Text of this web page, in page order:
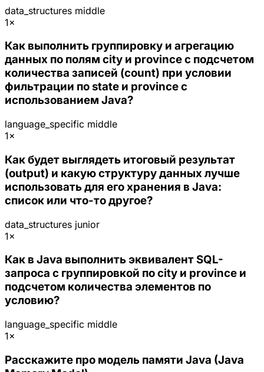
data_structures middle
1×
Как выполнить группировку и агрегацию
данных по полям city и province с подсчетом
количества записей (count) при условии
фильтрации по state и province с
использованием Java?
language_specific middle
1×
Как будет выглядеть итоговый результат
(output) и какую структуру данных лучше
использовать для его хранения в Java:
список или что-то другое?
data_structures junior
1×
Как в Java выполнить эквивалент SQL-
запроса с группировкой по city и province и
подсчетом количества элементов по
условию?
language_specific middle
1×
Расскажите про модель памяти Java (Java